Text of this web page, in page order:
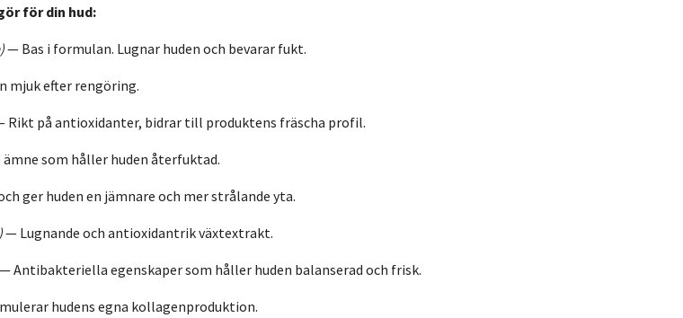
för din hud:
— Bas i formulan. Lugnar huden och bevarar fukt.
mjuk efter rengöring.
Rikt på antioxidanter, bidrar till produktens fräscha profil.
som håller huden återfuktad.
ger huden en jämnare och mer strålande yta.
— Lugnande och antioxidantrik växtextrakt.
— Antibakteriella egenskaper som håller huden balanserad och frisk.
hudens egna kollagenproduktion.